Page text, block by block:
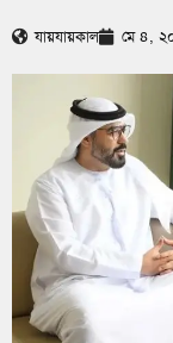
যায়যায়কাল মে ৪,